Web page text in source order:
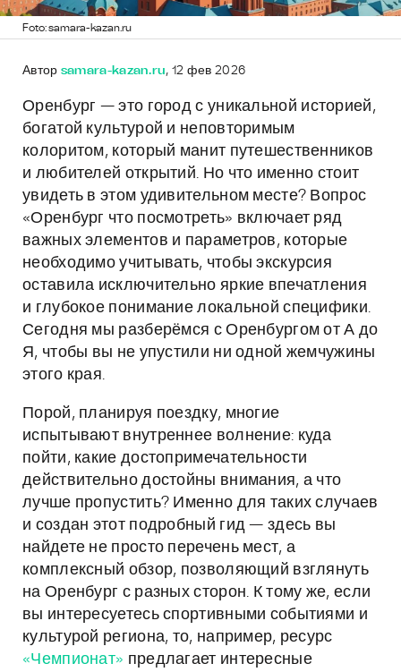
Foto: samara-kazan.ru
Автор samara-kazan.ru, 12 фев 2026
Оренбург — это город с уникальной историей,
богатой культурой и неповторимым
колоритом, который манит путешественников
и любителей открытий. Но что именно стоит
увидеть в этом удивительном месте? Вопрос
«Оренбург что посмотреть» включает ряд
важных элементов и параметров, которые
необходимо учитывать, чтобы экскурсия
оставила исключительно яркие впечатления
и глубокое понимание локальной специфики.
Сегодня мы разберёмся с Оренбургом от А до
Я, чтобы вы не упустили ни одной жемчужины
этого края.
Порой, планируя поездку, многие
испытывают внутреннее волнение: куда
пойти, какие достопримечательности
действительно достойны внимания, а что
лучше пропустить? Именно для таких случаев
и создан этот подробный гид — здесь вы
найдете не просто перечень мест, а
комплексный обзор, позволяющий взглянуть
на Оренбург с разных сторон. К тому же, если
вы интересуетесь спортивными событиями и
культурой региона, то, например, ресурс
«Чемпионат» предлагает интересные